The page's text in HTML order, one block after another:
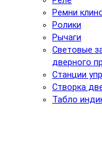
Ремни
Ролики
Рычаги
Световые
дверного
Станции
Створка
Табло